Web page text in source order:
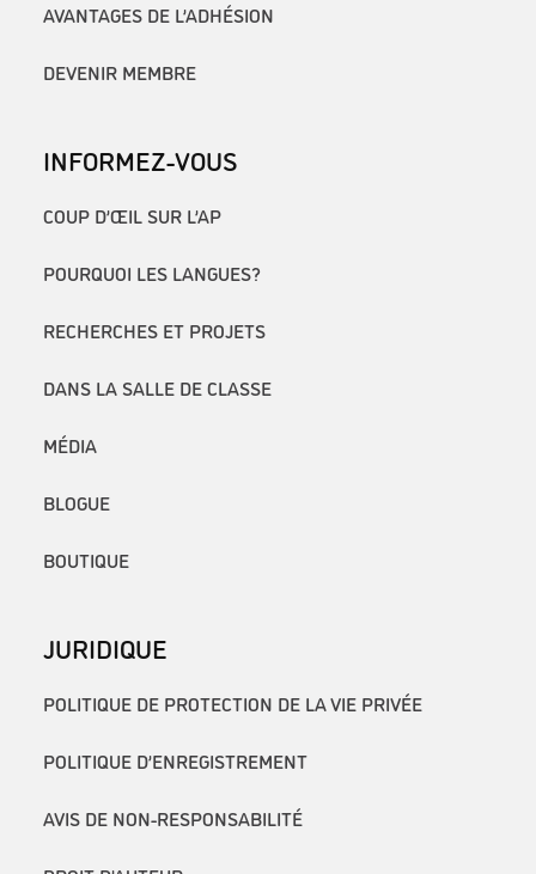
AVANTAGES DE L’ADHÉSION
DEVENIR MEMBRE
INFORMEZ-VOUS
COUP D’ŒIL SUR L’AP
POURQUOI LES LANGUES?
RECHERCHES ET PROJETS
DANS LA SALLE DE CLASSE
MÉDIA
BLOGUE
BOUTIQUE
JURIDIQUE
POLITIQUE DE PROTECTION DE LA VIE PRIVÉE
POLITIQUE D’ENREGISTREMENT
AVIS DE NON-RESPONSABILITÉ